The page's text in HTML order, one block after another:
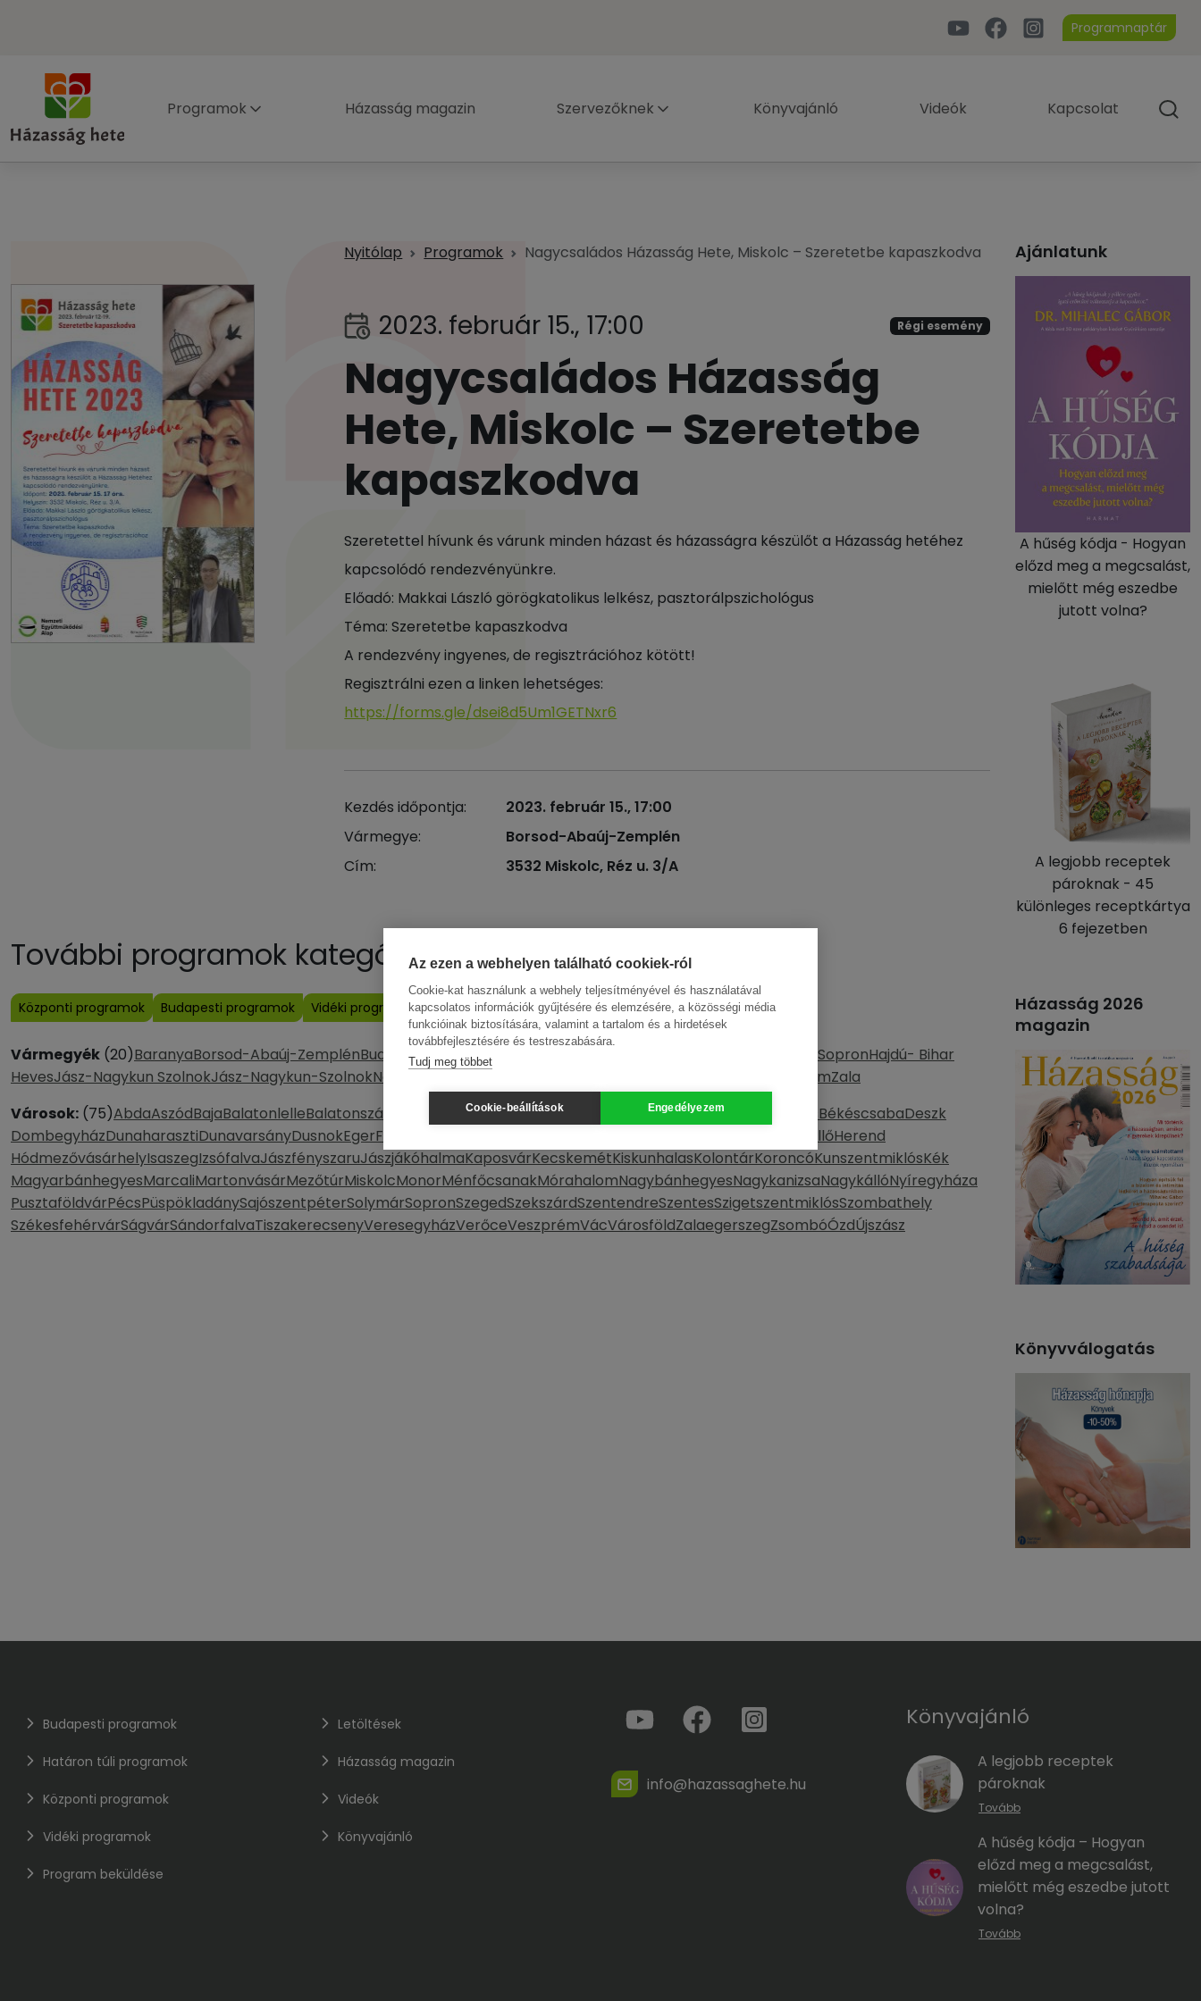
Programnaptár
Programok Házasság magazin Szervezőknek Könyvajánló Videók Kapcsolat
Nyitólap Programok Nagycsaládos Házasság Hete, Miskolc – Szeretetbe kapaszkodva
2023. február 15., 17:00 Régi esemény
Nagycsaládos Házasság
Hete, Miskolc – Szeretetbe
kapaszkodva
Szeretettel hívunk és várunk minden házast és házasságra készülőt a Házasság hetéhez
kapcsolódó rendezvényünkre.
Előadó: Makkai László görögkatolikus lelkész, pasztorálpszichológus
Téma: Szeretetbe kapaszkodva
A rendezvény ingyenes, de regisztrációhoz kötött!
Regisztrálni ezen a linken lehetséges:
https://forms.gle/dsei8d5Um1GETNxr6
Kezdés időpontja:
2023. február 15., 17:00
Vármegye:
Borsod-Abaúj-Zemplén
Cím:
3532 Miskolc, Réz u. 3/A
További programok kategóriák szerint
Központi programok Budapesti programok Vidéki programok Határon túli programok Online programok
Vármegyék (20)BaranyaBorsod-Abaúj-ZemplénBudapestBács-Kiskun Győr-Moson-SopronHajdú- Bihar
HevesJász-Nagykun SzolnokJász-Nagykun-SzolnokNógrád VeszprémZala
Városok: (75)AbdaAszódBajaBalatonlelleBalatonszárszó BerettyóújfaluBiatorbágy BiharkeresztesBudapest BékéscsabaDeszk
DombegyházDunaharasztiDunavarsányDusnokEgerFeked GödöllőHerend
HódmezővásárhelyIsaszegIzsófalvaJászfényszaruJászjákóhalmaKaposvárKecskemétKiskunhalasKolontárKoroncóKunszentmiklósKék
MagyarbánhegyesMarcaliMartonvásárMezőtúrMiskolcMonorMénfőcsanakMórahalomNagybánhegyesNagykanizsaNagykállóNyíregyháza
PusztaföldvárPécsPüspökladánySajószentpéterSolymárSopronSzegedSzekszárdSzentendreSzentesSzigetszentmiklósSzombathely
SzékesfehérvárSágvárSándorfalvaTiszakerecsenyVeresegyházVerőceVeszprémVácVárosföldZalaegerszegZsombóÓzdÚjszász
Ajánlatunk
A hűség kódja - Hogyan
előzd meg a megcsalást,
mielőtt még eszedbe
jutott volna?
A legjobb receptek
pároknak - 45
különleges receptkártya
6 fejezetben
Házasság 2026
magazin
Könyvválogatás
Budapesti programok
Határon túli programok
Központi programok
Vidéki programok
Program beküldése
Letöltések
Házasság magazin
Videók
Könyvajánló
info@hazassaghete.hu
Könyvajánló
A legjobb receptek
pároknak
Tovább
A hűség kódja – Hogyan
előzd meg a megcsalást,
mielőtt még eszedbe jutott
volna?
Tovább
Az ezen a webhelyen található cookiek-ról
Cookie-kat használunk a webhely teljesítményével és használatával
kapcsolatos információk gyűjtésére és elemzésére, a közösségi média
funkcióinak biztosítására, valamint a tartalom és a hirdetések
továbbfejlesztésére és testreszabására.
Tudj meg többet
Cookie-beállítások Engedélyezem